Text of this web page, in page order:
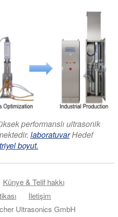
performanslı ultrasonik
laboratuvarHedef
boyut.
Künye & Telif hakkı
İletişim
Ultrasonics GmbH